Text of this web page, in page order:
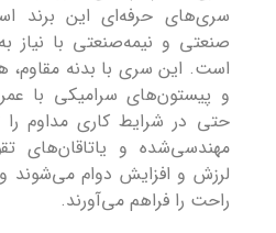
سری‌های حرفه‌ای این برند
صنعتی و نیمه‌صنعتی با نیاز
است. این سری با بدنه مقاوم،
و پیستون‌های سرامیکی با عمر
حتی در شرایط کاری مداوم
مهندسی‌شده و یاتاقان‌های
لرزش و افزایش دوام
راحت را فراهم می‌آورند.